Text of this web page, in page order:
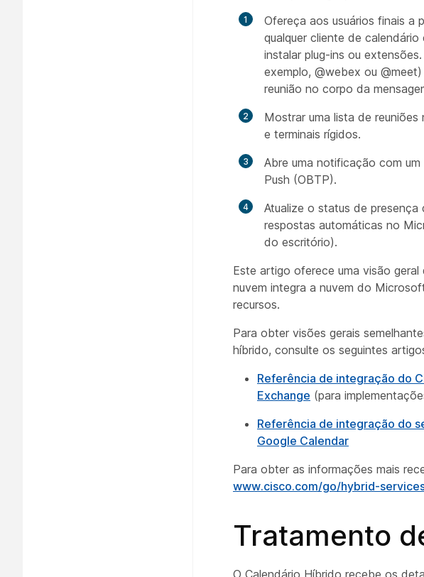
Ofereça aos usuários finais a
qualquer cliente de
instalar plug-ins ou
exemplo, @webex ou
reunião no corpo da
Mostrar uma lista de
e terminais rígidos.
Abre uma notificação com
Push (OBTP).
Atualize o status de
respostas automáticas no
do escritório).
Este artigo oferece uma visão
nuvem integra a nuvem do
recursos.
Para obter visões gerais
híbrido, consulte os seguintes
Referência de integração do
Exchange (para
Referência de integração do
Google Calendar
Para obter as informações mais
www.cisco.com/​go/​hybrid-
Tratamento
O Calendário Híbrido recebe os